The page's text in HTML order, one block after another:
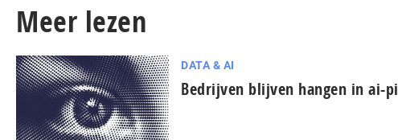
Meer lezen
DATA & AI
Bedrijven blijven hangen in ai-